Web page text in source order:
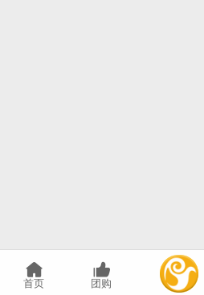
首页 团购